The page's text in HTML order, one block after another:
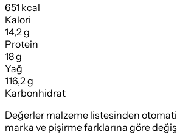
651 kcal
Kalori
14,2 g
Protein
18 g
Yağ
116,2 g
Karbonhidrat
Değerler malzeme listesinden
marka ve pişirme farklarına göre